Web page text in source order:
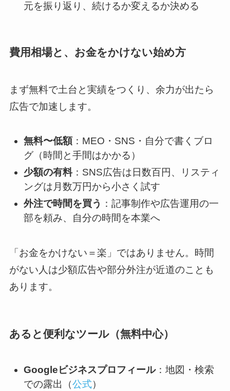
元を振り返り、続けるか変えるか決める
費用相場と、お金をかけない始め方
まず無料で土台と実績をつくり、余力が出たら
広告で加速します。
無料〜低額：MEO・SNS・自分で書くブロ
グ（時間と手間はかかる）
少額の有料：SNS広告は日数百円、リスティ
ングは月数万円から小さく試す
外注で時間を買う ：記事制作や広告運用の一
部を頼み、自分の時間を本業へ
「お金をかけない＝楽」ではありません。時間
がない人は少額広告や部分外注が近道のことも
あります。
あると便利なツール（無料中心）
Googleビジネスプロフィール：地図・検索
での露出（公式）